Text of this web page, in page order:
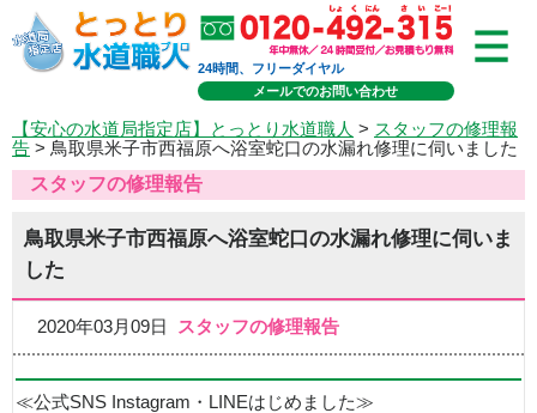
24時間、フリーダイヤル
メールでのお問い合わせ
【安心の水道局指定店】とっとり水道職人 > スタッフの修理報
告 > 鳥取県米子市西福原へ浴室蛇口の水漏れ修理に伺いました
スタッフの修理報告
鳥取県米子市西福原へ浴室蛇口の水漏れ修理に伺いま
した
2020年03月09日 スタッフの修理報告
≪公式SNS Instagram・LINEはじめました≫